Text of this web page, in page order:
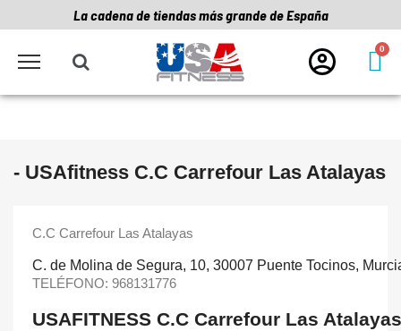
La cadena de tiendas más grande de España
- USAfitness C.C Carrefour Las Atalayas
C.C Carrefour Las Atalayas
C. de Molina de Segura, 10, 30007 Puente Tocinos,
TELÉFONO: 968131776
USAFITNESS C.C Carrefour Las Atalayas